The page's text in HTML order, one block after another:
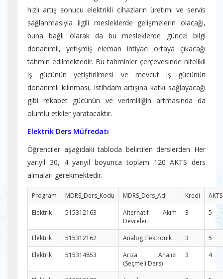
hızlı artış sonucu elektrikli cihazların üretimi ve servis
sağlanmasıyla ilgili mesleklerde gelişmelerin olacağı,
buna bağlı olarak da bu mesleklerde güncel bilgi
donanımlı, yetişmiş eleman ihtiyacı ortaya çıkacağı
tahmin edilmektedir. Bu tahminler çerçevesinde nitelikli
iş gücünün yetiştirilmesi ve mevcut iş gücünün
donanımlı kılınması, istihdam artışına katkı sağlayacağı
gibi rekabet gücünün ve verimliliğin artmasında da
olumlu etkiler yaratacaktır.
Elektrik Ders Müfredatı
Öğrenciler aşağıdaki tabloda belirtilen derslerden Her
yarıyıl 30, 4 yarıyıl boyunca toplam 120 AKTS ders
almaları gerekmektedir.
Program MDRS_Ders_Kodu MDRS_Ders_Adı Kredi
AKTS
Elektrik
515312163
Alternatif Akım
Devreleri
3 5
Elektrik 515312162 Analog Elektronik 3
5
Elektrik
515314853
Arıza Analizi
(Seçmeli Ders)
3 4